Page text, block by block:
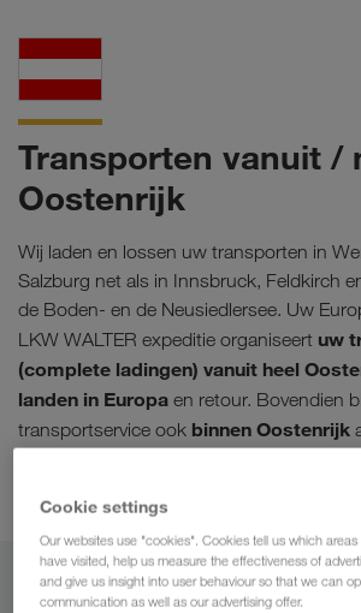
Transporten vanuit /
Oostenrijk
Wij laden en lossen uw transporten in
Salzburg net als in Innsbruck, Feldkirch
de Boden- en de Neusiedlersee. Uw
LKW WALTER expeditie organiseert uw
(complete ladingen) vanuit heel
landen in Europa en retour. Bovendien
transportservice ook binnen Oostenrijk
Vanuit
Cookie settings
Our websites use "cookies". Cookies tell us which
have visited, help us measure the effectiveness of
and give us insight into user behaviour so that we can
communication as well as our advertising offer.